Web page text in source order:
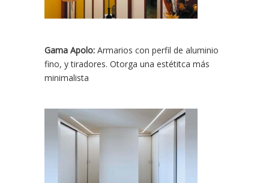
Gama Apolo: Armarios con perfil de aluminio
fino, y tiradores. Otorga una estétitca más
minimalista